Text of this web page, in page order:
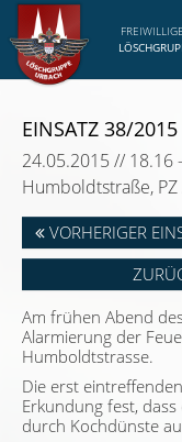
EINSATZ 38/2015
24.05.2015 // 18.16
Humboldtstraße, PZ
VORHERIGER
Am frühen Abend
Alarmierung der
Humboldtstrasse.
Die erst
Erkundung fest,
durch Kochdünste